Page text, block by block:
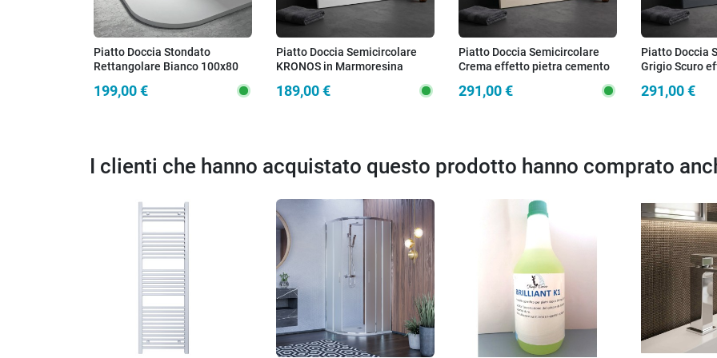
Piatto Doccia Stondato
Rettangolare Bianco 100x80
199,00 €
Piatto Doccia Semicircolare
KRONOS in Marmoresina
189,00 €
Piatto Doccia Semicircolare
Crema effetto pietra cemento
291,00 €
Piatto Doccia
Grigio Scuro
291,00 €
I clienti che hanno acquistato questo prodotto hanno comprato